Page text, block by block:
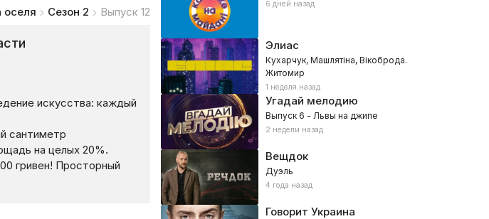
оселя Сезон 2 Выпуск 12
искусства: каждый
сантиметр
на целых 20%.
гривен! Просторный
6 дней назад
Элиас
Кухарчук, Машлятіна, Вікоброда.
Житомир
1 неделя назад
Угадай мелодию
Выпуск 6 - Львы на джипе
2 недели назад
Вещдок
Дуэль
4 года назад
Говорит Украина